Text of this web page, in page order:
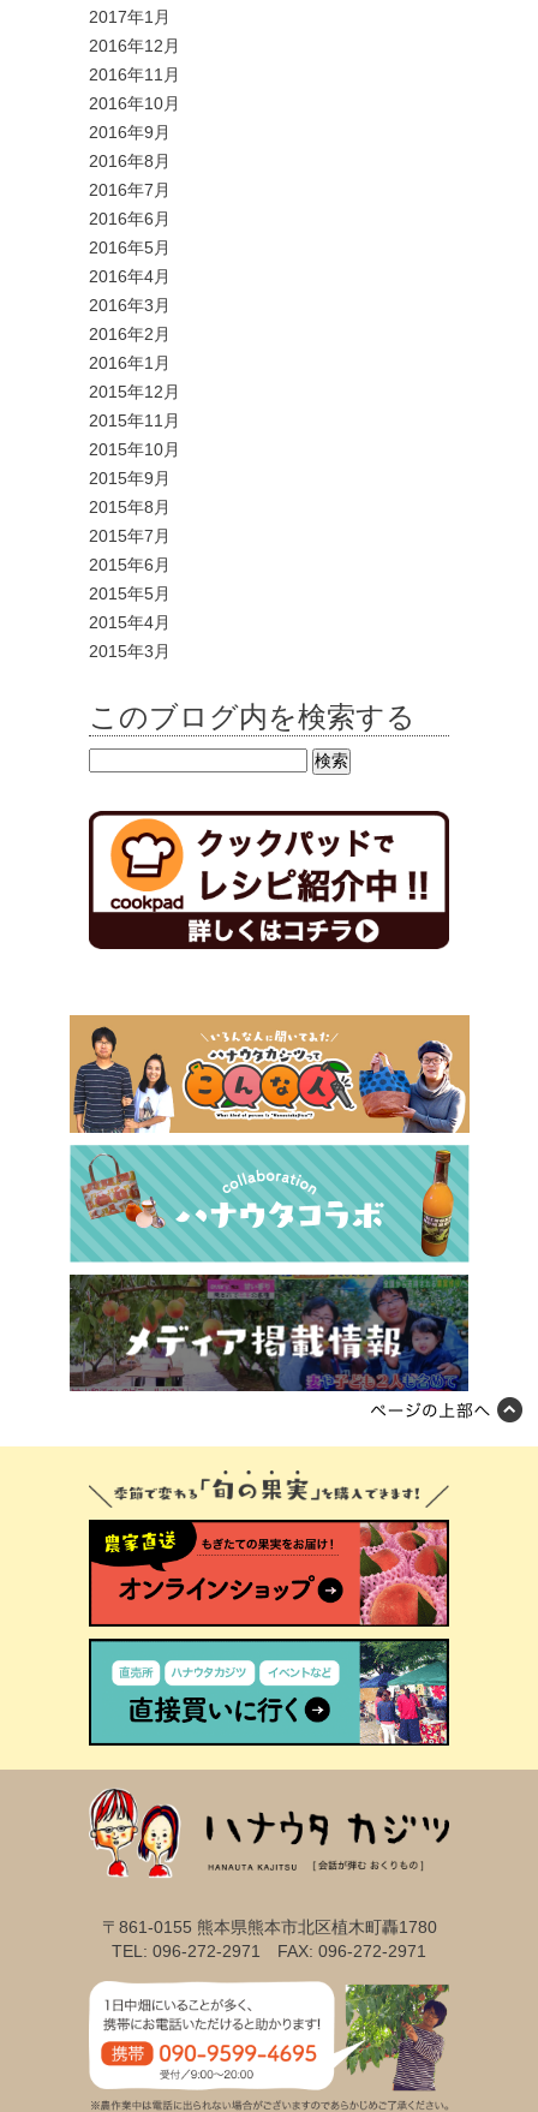
2017年1月
2016年12月
2016年11月
2016年10月
2016年9月
2016年8月
2016年7月
2016年6月
2016年5月
2016年4月
2016年3月
2016年2月
2016年1月
2015年12月
2015年11月
2015年10月
2015年9月
2015年8月
2015年7月
2015年6月
2015年5月
2015年4月
2015年3月
このブログ内を検索する
〒861-0155 熊本県熊本市北区植木町轟1780
TEL: 096-272-2971 FAX: 096-272-2971